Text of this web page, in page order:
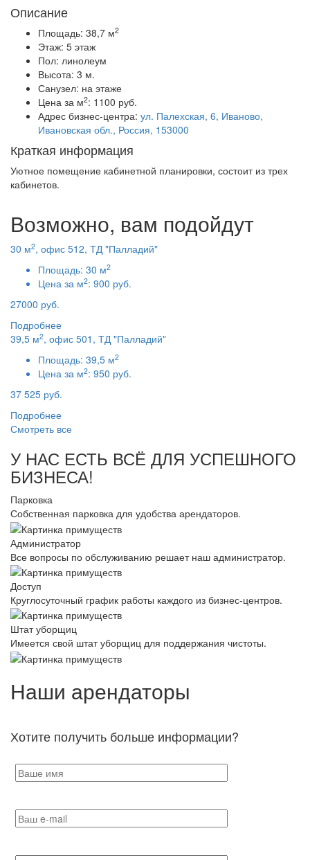
Описание
Площадь: 38,7 м2
Этаж: 5 этаж
Пол: линолеум
Высота: 3 м.
Санузел: на этаже
Цена за м2: 1100 руб.
Адрес бизнес-центра: ул. Палехская, 6, Иваново,
Ивановская обл., Россия, 153000
Краткая информация
Уютное помещение кабинетной планировки, состоит из трех
кабинетов.
Возможно, вам подойдут
30 м2, офис 512, ТД "Палладий"
Площадь: 30 м2
Цена за м2: 900 руб.
27000 руб.
Подробнее
39,5 м2, офис 501, ТД "Палладий"
Площадь: 39,5 м2
Цена за м2: 950 руб.
37 525 руб.
Подробнее
Смотреть все
У НАС ЕСТЬ ВСЁ ДЛЯ УСПЕШНОГО
БИЗНЕСА!
Парковка
Собственная парковка для удобства арендаторов.
Администратор
Все вопросы по обслуживанию решает наш администратор.
Доступ
Круглосуточный график работы каждого из бизнес-центров.
Штат уборщиц
Имеется свой штат уборщиц для поддержания чистоты.
Наши арендаторы
Хотите получить больше информации?